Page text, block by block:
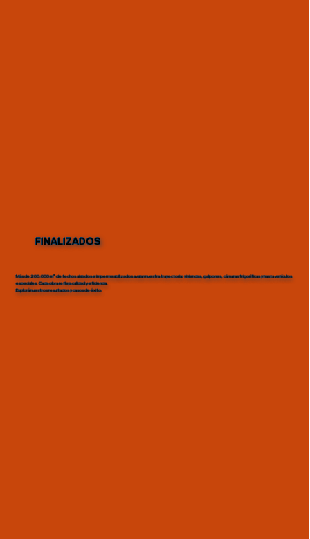
Más de 200.000 m² de techos aislados e impermeabilizados avalan nuestra trayectoria: viviendas, galpones, cámaras frigoríficas y hasta vehículos
especiales. Cada obra refleja calidad y eficiencia.
Explorá nuestros resultados y casos de éxito.
FINALIZADOS